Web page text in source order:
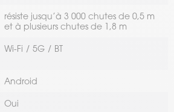
résiste jusqu’à 3 000 chutes de 0,5 m
et à plusieurs chutes de 1,8 m
Wi-Fi 5G BT
Android
Oui